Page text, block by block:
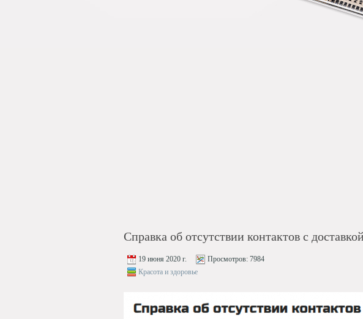
Справка об отсутствии контактов с
19 июня 2020 г. Просмотров: 7984
Красота и здоровье